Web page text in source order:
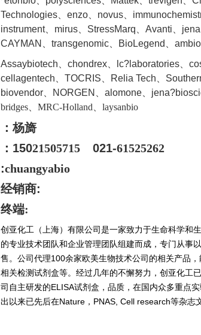
Technologies、enzo、novus、
instrument、mirus、StressMarq、Avanti、
CAYMAN、transgenomic、BioLegend、
Assaybiotech、chondrex、lc?laboratories、
cellagentech、TOCRIS、Relia Tech、
biovendor、NORGEN、a lomone、
bridges、MRC-Holland、laysanbio
：杨旖
：15021505715 021-61525262
:chuangyabio
经销商:
终端:
创亚化工（上海）有限公司是一家致力于生命科学和
的专业技术团队和企业管理团队组建而成，专门从事
售。公司代理100余家欧美生物技术公司的相关产品
相关检测试剂盒等。经过几年的不懈努力，创亚化工
司自主研发的ELISA试剂盒，品质，在国内众多重点
出以来已先后在Nature，PNAS, Cell research等杂志